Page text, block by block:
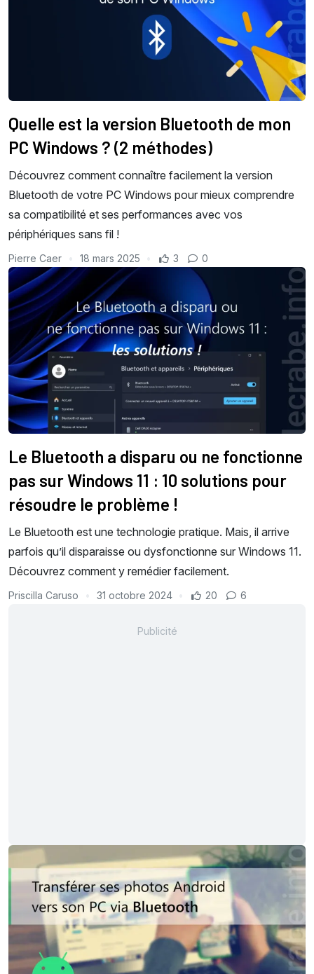
Quelle est la version Bluetooth de mon
PC Windows ? (2 méthodes)
Découvrez comment connaître facilement la version
Bluetooth de votre PC Windows pour mieux comprendre
sa compatibilité et ses performances avec vos
périphériques sans fil !
Pierre Caer 18 mars 2025 3 0
Le Bluetooth a disparu ou ne fonctionne
pas sur Windows 11 : 10 solutions pour
résoudre le problème !
Le Bluetooth est une technologie pratique. Mais, il arrive
parfois qu’il disparaisse ou dysfonctionne sur Windows 11.
Découvrez comment y remédier facilement.
Priscilla Caruso 31 octobre 2024 20 6